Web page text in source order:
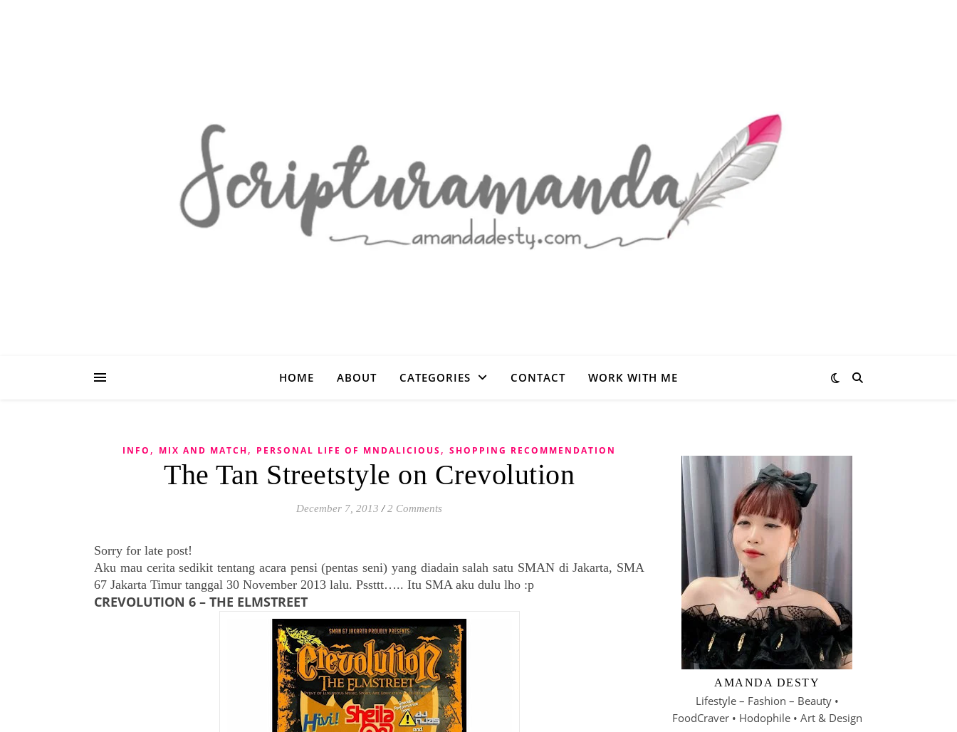
HOME ABOUT CATEGORIES CONTACT WORK WITH ME
INFO , MIX AND MATCH, PERSONAL LIFE OF MNDALICIOUS, SHOPPING RECOMMENDATION
The Tan Streetstyle on Crevolution
December 7, 2013 / 2 Comments
Sorry for late post!
Aku mau cerita sedikit tentang acara pensi (pentas seni) yang diadain salah satu SMAN di Jakarta, SMA
67 Jakarta Timur tanggal 30 November 2013 lalu. Pssttt….. Itu SMA aku dulu lho :p
CREVOLUTION 6 – THE ELMSTREET
AMANDA DESTY
Lifestyle – Fashion – Beauty •
FoodCraver • Hodophile • Art & Design